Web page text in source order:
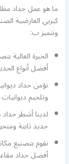
ما هو عمل حداد
كيربي العارضية
ونتميز ب:
الخبرة العالية
أفضل أنواع
نؤمن حداد
وتلحيم
لدينا أشطر
حديد ثابتة
نقوم بتصنيع
أفضل حداد